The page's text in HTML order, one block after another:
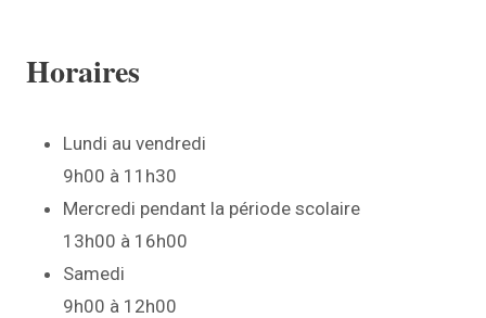
Horaires
Lundi au vendredi
9h00 à 11h30
Mercredi pendant la période scolaire
13h00 à 16h00
Samedi
9h00 à 12h00